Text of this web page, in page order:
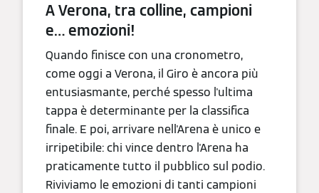
A Verona, tra colline, campioni
e… emozioni!
Quando finisce con una cronometro,
come oggi a Verona, il Giro è ancora più
entusiasmante, perché spesso l'ultima
tappa è determinante per la classifica
finale. E poi, arrivare nell'Arena è unico e
irripetibile: chi vince dentro l'Arena ha
praticamente tutto il pubblico sul podio.
Riviviamo le emozioni di tanti campioni